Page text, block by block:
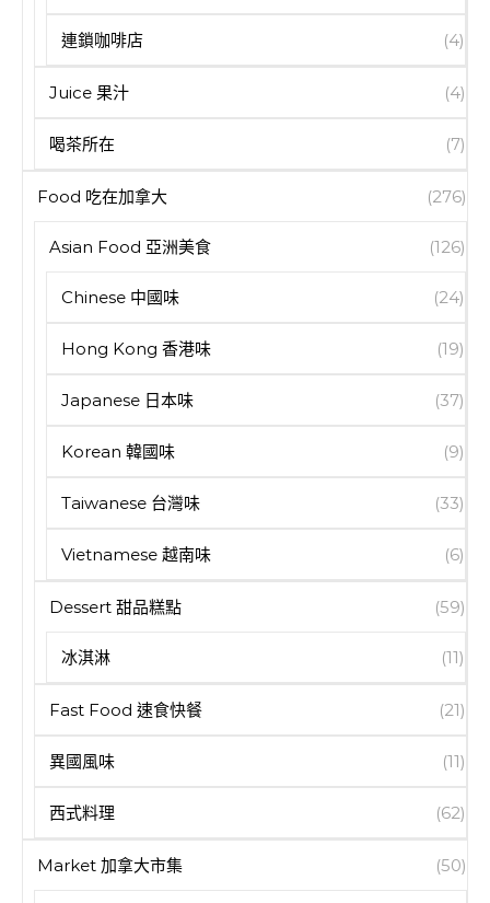
連鎖咖啡店 (4)
Juice 果汁 (4)
喝茶所在 (7)
Food 吃在加拿大 (276)
Asian Food 亞洲美食 (126)
Chinese 中國味 (24)
Hong Kong 香港味 (19)
Japanese 日本味 (37)
Korean 韓國味 (9)
Taiwanese 台灣味 (33)
Vietnamese 越南味 (6)
Dessert 甜品糕點 (59)
冰淇淋 (11)
Fast Food 速食快餐 (21)
異國風味 (11)
西式料理 (62)
Market 加拿大市集 (50)